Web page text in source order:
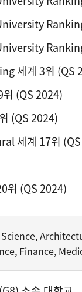
세계 3위 (QS
(QS 2024)
(QS 2024)
세계 17위
위 (QS 2024)
Finance,